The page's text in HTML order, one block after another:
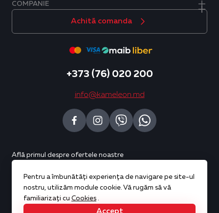
COMPANIE
Află primul despre ofertele noastre
Abonează-te
Achită comanda
+373 (76) 020 200
info@kameleon.md
Copyright © 2026 Kameleon. All rights reserved
Pentru a îmbunătăți experiența de navigare pe site-ul
nostru, utilizăm module cookie. Vă rugăm să vă
familiarizați cu Cookies .